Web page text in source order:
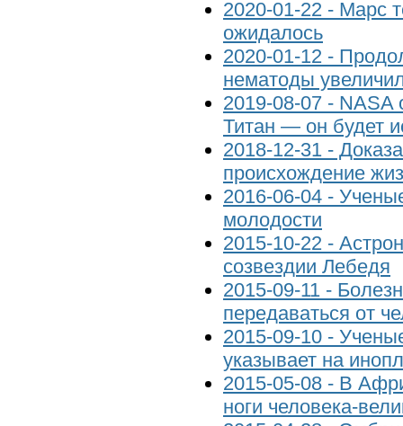
2020-01-22 - Марс
ожидалось
2020-01-12 -
нематоды
2019-08-07 - NASA
Титан — он будет
2018-12-31 -
происхождение
2016-06-04 -
молодости
2015-10-22 -
созвездии Лебедя
2015-09-11 -
передаваться от
2015-09-10 -
указывает на
2015-05-08 - В
ноги человека-